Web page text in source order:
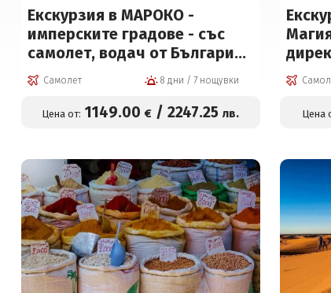
Екскурзия в МАРОКО -
имперските градове - със
самолет, водач от България!
Отстъпки за ранни
записвания!
Самолет 8 дни / 7 нощувки
Цена от: 1149.00 € /2247.25 лв. Цена